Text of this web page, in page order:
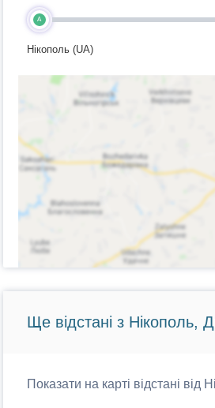
A
Нікополь (UA)
Ще відстані з Нікополь,
Показати на карті відстані від